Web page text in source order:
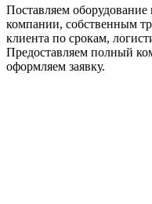
Поставляем
компании, собственным
клиента по срокам,
Предоставляем полный
оформляем заявку.